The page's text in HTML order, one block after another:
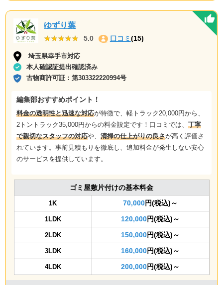
ゆずり葉
★★★★★
★★★★★ 5.0 口コミ (15)
埼玉県幸手市対応
本人確認証提出確認済み
古物商許可証：第303322220994号
編集部おすすめポイント！
料金の透明性と迅速な対応が特徴で、軽トラック20,000円から、
2トントラック35,000円からの料金設定です！口コミでは、 丁寧
で親切なスタッフの対応や、 清掃の仕上がりの良さが高く評価さ
れています。事前見積もりを徹底し、追加料金が発生しない安心
のサービスを提供しています。
ゴミ屋敷片付けの基本料金
1K 70,000円(税込)～
1LDK 120,000円(税込)～
2LDK 150,000円(税込)～
3LDK 160,000円(税込)～
4LDK 200,000円(税込)～